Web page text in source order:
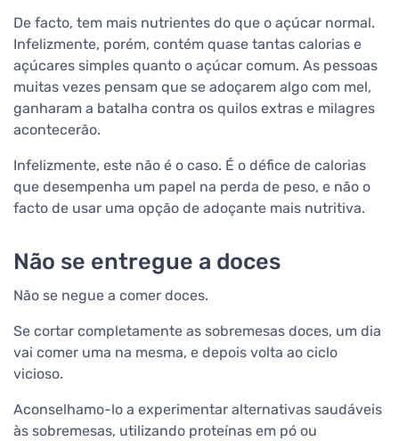
De facto, tem mais nutrientes do que o açúcar normal.
Infelizmente, porém, contém quase tantas calorias e
açúcares simples quanto o açúcar comum. As pessoas
muitas vezes pensam que se adoçarem algo com mel,
ganharam a batalha contra os quilos extras e milagres
acontecerão.
Infelizmente, este não é o caso. É o défice de calorias
que desempenha um papel na perda de peso, e não o
facto de usar uma opção de adoçante mais nutritiva.
Não se entregue a doces
Não se negue a comer doces.
Se cortar completamente as sobremesas doces, um dia
vai comer uma na mesma, e depois volta ao ciclo
vicioso.
Aconselhamo-lo a experimentar alternativas saudáveis
às sobremesas, utilizando proteínas em pó ou